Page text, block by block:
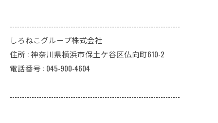
----------------------------------------------------------------------
しろねこグループ株式会社
住所 : 神奈川県横浜市保土ケ谷区仏向町610-2
電話番号 : 045-900-4604
----------------------------------------------------------------------